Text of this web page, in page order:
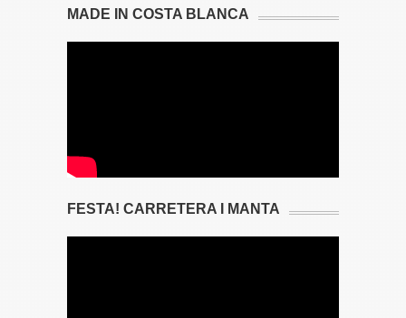
MADE IN COSTA BLANCA
FESTA! CARRETERA I MANTA